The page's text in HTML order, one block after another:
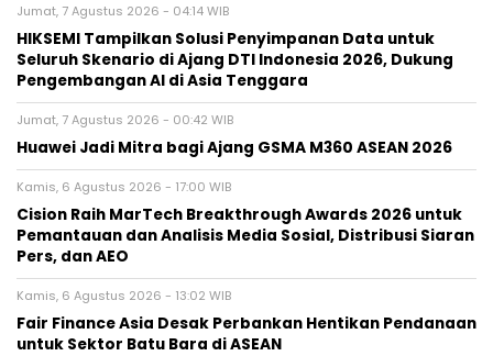
Jumat, 7 Agustus 2026 - 04:14 WIB
HIKSEMI Tampilkan Solusi Penyimpanan Data untuk
Seluruh Skenario di Ajang DTI Indonesia 2026, Dukung
Pengembangan AI di Asia Tenggara
Jumat, 7 Agustus 2026 - 00:42 WIB
Huawei Jadi Mitra bagi Ajang GSMA M360 ASEAN 2026
Kamis, 6 Agustus 2026 - 17:00 WIB
Cision Raih MarTech Breakthrough Awards 2026 untuk
Pemantauan dan Analisis Media Sosial, Distribusi Siaran
Pers, dan AEO
Kamis, 6 Agustus 2026 - 13:02 WIB
Fair Finance Asia Desak Perbankan Hentikan Pendanaan
untuk Sektor Batu Bara di ASEAN